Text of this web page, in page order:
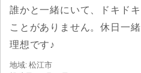
誰かと一緒にいて、ドキド
ことがありません。休日一
理想です♪
地域: 松江市